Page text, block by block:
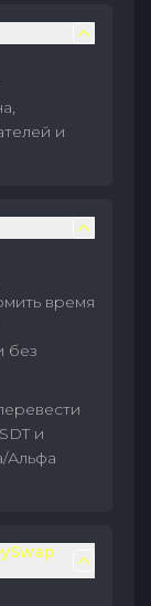
и
время
без
и
Альфа